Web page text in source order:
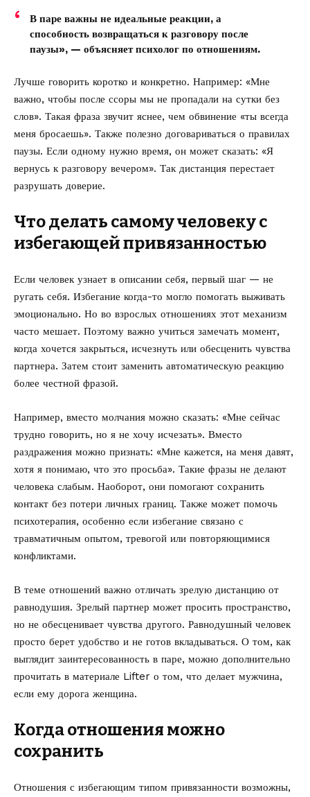
В паре важны не идеальные реакции, а
способность возвращаться к разговору после
паузы», — объясняет психолог по отношениям.
Лучше говорить коротко и конкретно. Например: «Мне
важно, чтобы после ссоры мы не пропадали на сутки без
слов». Такая фраза звучит яснее, чем обвинение «ты всегда
меня бросаешь». Также полезно договариваться о правилах
паузы. Если одному нужно время, он может сказать: «Я
вернусь к разговору вечером». Так дистанция перестает
разрушать доверие.
Что делать самому человеку с
избегающей привязанностью
Если человек узнает в описании себя, первый шаг — не
ругать себя. Избегание когда-то могло помогать выживать
эмоционально. Но во взрослых отношениях этот механизм
часто мешает. Поэтому важно учиться замечать момент,
когда хочется закрыться, исчезнуть или обесценить чувства
партнера. Затем стоит заменить автоматическую реакцию
более честной фразой.
Например, вместо молчания можно сказать: «Мне сейчас
трудно говорить, но я не хочу исчезать». Вместо
раздражения можно признать: «Мне кажется, на меня давят,
хотя я понимаю, что это просьба». Такие фразы не делают
человека слабым. Наоборот, они помогают сохранить
контакт без потери личных границ. Также может помочь
психотерапия, особенно если избегание связано с
травматичным опытом, тревогой или повторяющимися
конфликтами.
В теме отношений важно отличать зрелую дистанцию от
равнодушия. Зрелый партнер может просить пространство,
но не обесценивает чувства другого. Равнодушный человек
просто берет удобство и не готов вкладываться. О том, как
выглядит заинтересованность в паре, можно дополнительно
прочитать в материале Lifter о том, что делает мужчина,
если ему дорога женщина.
Когда отношения можно
сохранить
Отношения с избегающим типом привязанности возможны,